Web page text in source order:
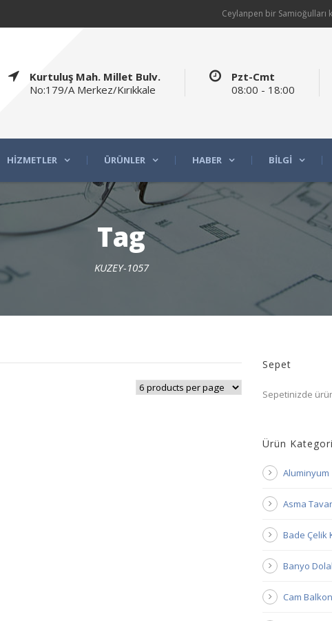
Ceylanpen bir Samioğulları
Kurtuluş Mah. Millet Bulv.
No:179/A Merkez/Kırıkkale
Pzt-Cmt
08:00 - 18:00
HIZMETLER ÜRÜNLER HABER BILGI
Tag
KUZEY-1057
Sepet
Sepetinizde
Ürün
Aluminyum
Asma
Bade Çelik
Banyo
Cam Balkon